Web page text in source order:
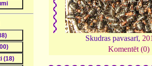
Skudras pavasarī,
Komentēt (0)